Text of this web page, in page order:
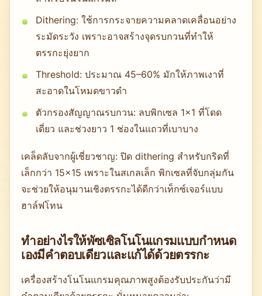
Dithering: ใช้การกระจายความคลาดเคลื่อนอย่าง
ระมัดระวัง เพราะอาจสร้างจุดรบกวนที่ทำให้
ตรรกะยุ่งยาก
Threshold: ประมาณ 45–60% มักให้ภาพเงาที่
สะอาดในโหมดขาวดำ
ตัวกรองสัญญาณรบกวน: ลบพิกเซล 1×1 ที่โดด
เดี่ยว และช่วงยาว 1 ช่องในแถวที่เบาบาง
เคล็ดลับจากผู้เชี่ยวชาญ: ปิด dithering สำหรับกริดที่
เล็กกว่า 15×15 เพราะในสเกลเล็ก พิกเซลที่จับกลุ่มกัน
จะช่วยให้อนุมานเชิงตรรกะได้ดีกว่าเท็กซ์เจอร์แบบ
ฮาล์ฟโทน
ทำอย่างไรให้พัซเซิลโนโนแกรมแบบกำหนด
เองมีคำตอบเดียวและแก้ได้ด้วยตรรกะ
เครื่องสร้างโนโนแกรมคุณภาพสูงต้องรับประกันว่ามี